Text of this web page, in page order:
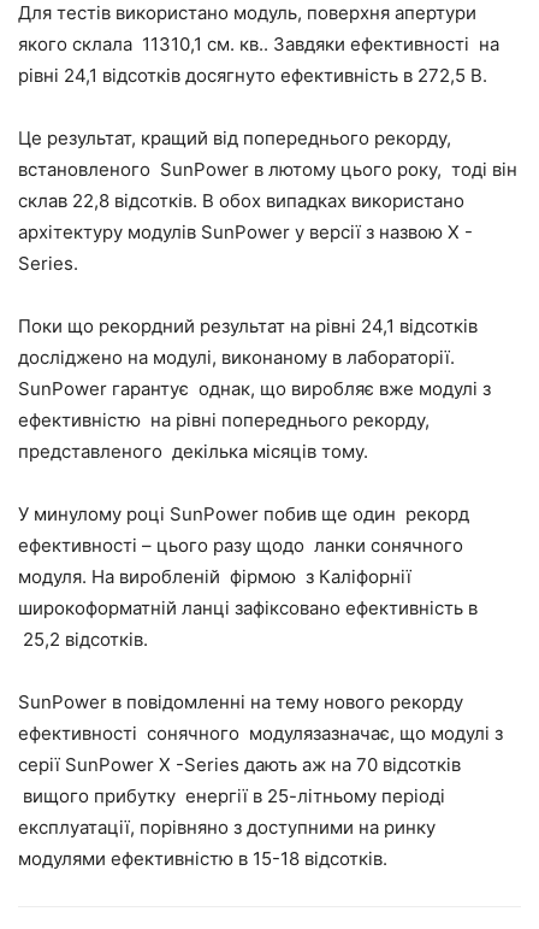
Для тестів використано модуль, поверхня апертури
якого склала 11310,1 см. кв.. Завдяки ефективності на
рівні 24,1 відсотків досягнуто ефективність в 272,5 В.
Це результат, кращий від попереднього рекорду,
встановленого SunPower в лютому цього року, тоді він
склав 22,8 відсотків. В обох випадках використано
архітектуру модулів SunPower у версії з назвою X -
Series.
Поки що рекордний результат на рівні 24,1 відсотків
досліджено на модулі, виконаному в лабораторії.
SunPower гарантує однак, що виробляє вже модулі з
ефективністю на рівні попереднього рекорду,
представленого декілька місяців тому.
У минулому році SunPower побив ще один рекорд
ефективності – цього разу щодо ланки сонячного
модуля. На виробленій фірмою з Каліфорнії
широкоформатній ланці зафіксовано ефективність в
25,2 відсотків.
SunPower в повідомленні на тему нового рекорду
ефективності сонячного модулязазначає, що модулі з
серії SunPower X -Series дають аж на 70 відсотків
вищого прибутку енергії в 25-літньому періоді
експлуатації, порівняно з доступними на ринку
модулями ефективністю в 15-18 відсотків.